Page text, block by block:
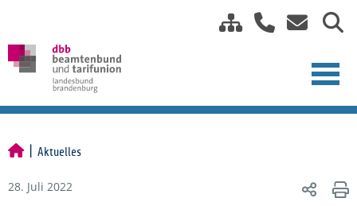
Aktuelles
28. Juli 2022